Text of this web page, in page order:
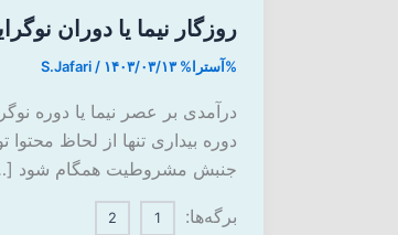
روزگار نیما یا دوران
%آسترا% S.Jafari / ۱۴۰۳/۰۳/۱۳
درآمدی بر عصر نیما یا دوره‌
دوره‌ بیداری تنها از لحاظ محتوا
جنبش مشروطیت همگام شود
برگه‌ها: 1
2